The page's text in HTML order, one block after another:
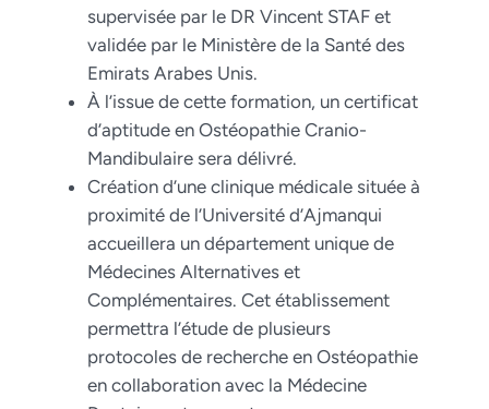
supervisée par le DR Vincent STAF et
validée par le Ministère de la Santé des
Emirats Arabes Unis.
À l’issue de cette formation, un certificat
d’aptitude en Ostéopathie Cranio-
Mandibulaire sera délivré.
Création d’une clinique médicale située à
proximité de l’Université d’Ajmanqui
accueillera un département unique de
Médecines Alternatives et
Complémentaires. Cet établissement
permettra l’étude de plusieurs
protocoles de recherche en Ostéopathie
en collaboration avec la Médecine